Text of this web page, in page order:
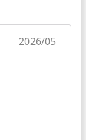
2026/05